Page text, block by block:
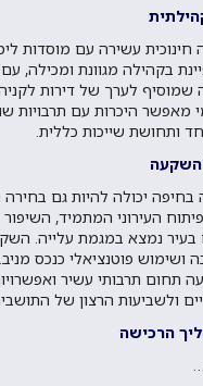
חינוכית עשירה עם מוסדות
בקהילה מגוונת ומכילה, עם
שמוסיף לערך של דירות לקניה
מאפשר היכרות עם תרבויות
ותחושת שייכות כללית.
בחיפה יכולה להיות גם
העירוני המתמיד,
בעיר נמצא במגמת עלייה.
ושימוש פוטנציאלי כנכס
תחום תרבותי עשיר
ולשביעות הרצון של
הרכישה